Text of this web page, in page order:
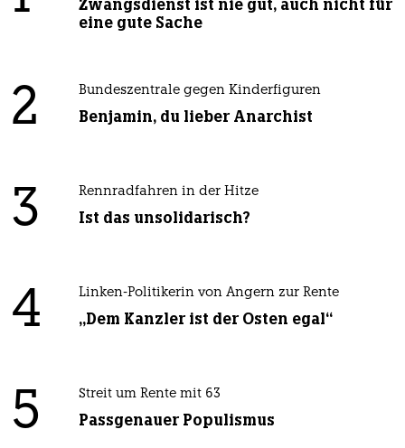
Zwangsdienst ist nie gut, auch nicht für
eine gute Sache
2 Bundeszentrale gegen Kinderfiguren
Benjamin, du lieber Anarchist
3 Rennradfahren in der Hitze
Ist das unsolidarisch?
4 Linken-Politikerin von Angern zur Rente
„Dem Kanzler ist der Osten egal“
5 Streit um Rente mit 63
Passgenauer Populismus